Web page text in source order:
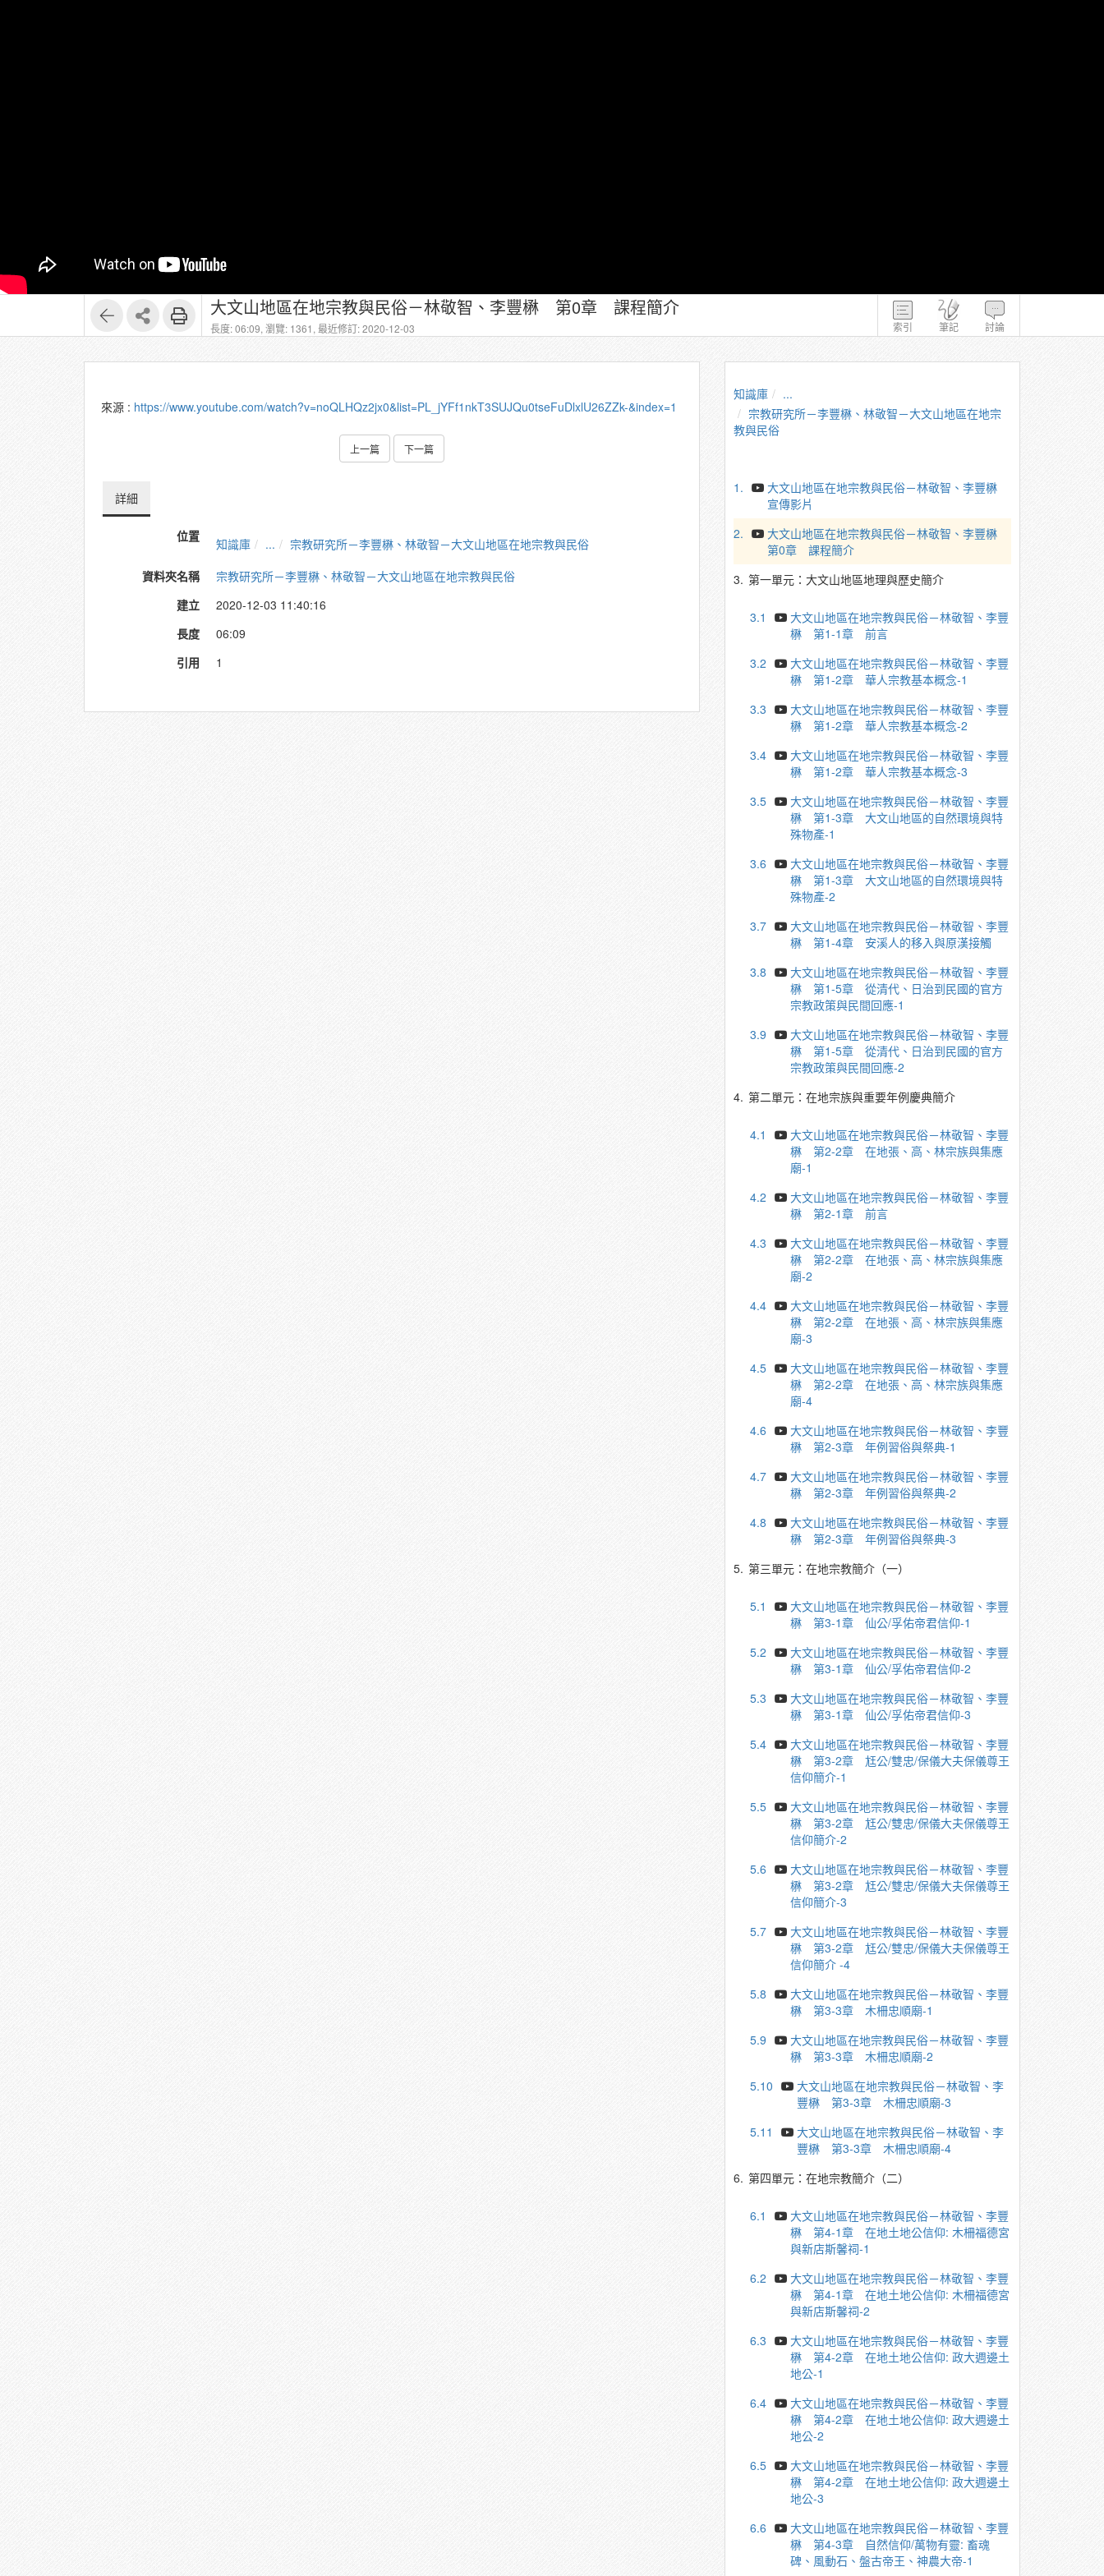
索引 筆記 討論
大文山地區在地宗教與民俗－林敬智、李豐楙 第0章 課程簡介
長度: 06:09, 瀏覽: 1361, 最近修訂: 2020-12-03
來源 : https://www.youtube.com/watch?v=noQLHQz2jx0&list=PL_jYFf1nkT3SUJQu0tseFuDlxlU26ZZk-&index=1
上一篇 下一篇
詳細
位置 知識庫 ...
宗教研究所－李豐楙、林敬智－大文山地區在地宗教與民俗
資料夾名稱
宗教研究所－李豐楙、林敬智－大文山地區在地宗教與民俗
建立
2020-12-03 11:40:16
長度
06:09
引用
1
知識庫
...
宗教研究所－李豐楙、林敬智－大文山地區在地宗
教與民俗
1.
大文山地區在地宗教與民俗－林敬智、李豐楙
宣傳影片
2.
大文山地區在地宗教與民俗－林敬智、李豐楙
第0章 課程簡介
3. 第一單元：大文山地區地理與歷史簡介
3.1
大文山地區在地宗教與民俗－林敬智、李豐
楙 第1-1章 前言
3.2
大文山地區在地宗教與民俗－林敬智、李豐
楙 第1-2章 華人宗教基本概念-1
3.3
大文山地區在地宗教與民俗－林敬智、李豐
楙 第1-2章 華人宗教基本概念-2
3.4
大文山地區在地宗教與民俗－林敬智、李豐
楙 第1-2章 華人宗教基本概念-3
3.5
大文山地區在地宗教與民俗－林敬智、李豐
楙 第1-3章 大文山地區的自然環境與特
殊物產-1
3.6
大文山地區在地宗教與民俗－林敬智、李豐
楙 第1-3章 大文山地區的自然環境與特
殊物產-2
3.7
大文山地區在地宗教與民俗－林敬智、李豐
楙 第1-4章 安溪人的移入與原漢接觸
3.8
大文山地區在地宗教與民俗－林敬智、李豐
楙 第1-5章 從清代、日治到民國的官方
宗教政策與民間回應-1
3.9
大文山地區在地宗教與民俗－林敬智、李豐
楙 第1-5章 從清代、日治到民國的官方
宗教政策與民間回應-2
4. 第二單元：在地宗族與重要年例慶典簡介
4.1
大文山地區在地宗教與民俗－林敬智、李豐
楙 第2-2章 在地張、高、林宗族與集應
廟-1
4.2
大文山地區在地宗教與民俗－林敬智、李豐
楙 第2-1章 前言
4.3
大文山地區在地宗教與民俗－林敬智、李豐
楙 第2-2章 在地張、高、林宗族與集應
廟-2
4.4
大文山地區在地宗教與民俗－林敬智、李豐
楙 第2-2章 在地張、高、林宗族與集應
廟-3
4.5
大文山地區在地宗教與民俗－林敬智、李豐
楙 第2-2章 在地張、高、林宗族與集應
廟-4
4.6
大文山地區在地宗教與民俗－林敬智、李豐
楙 第2-3章 年例習俗與祭典-1
4.7
大文山地區在地宗教與民俗－林敬智、李豐
楙 第2-3章 年例習俗與祭典-2
4.8
大文山地區在地宗教與民俗－林敬智、李豐
楙 第2-3章 年例習俗與祭典-3
5. 第三單元：在地宗教簡介（一）
5.1
大文山地區在地宗教與民俗－林敬智、李豐
楙 第3-1章 仙公/孚佑帝君信仰-1
5.2
大文山地區在地宗教與民俗－林敬智、李豐
楙 第3-1章 仙公/孚佑帝君信仰-2
5.3
大文山地區在地宗教與民俗－林敬智、李豐
楙 第3-1章 仙公/孚佑帝君信仰-3
5.4
大文山地區在地宗教與民俗－林敬智、李豐
楙 第3-2章 尪公/雙忠/保儀大夫保儀尊王
信仰簡介-1
5.5
大文山地區在地宗教與民俗－林敬智、李豐
楙 第3-2章 尪公/雙忠/保儀大夫保儀尊王
信仰簡介-2
5.6
大文山地區在地宗教與民俗－林敬智、李豐
楙 第3-2章 尪公/雙忠/保儀大夫保儀尊王
信仰簡介-3
5.7
大文山地區在地宗教與民俗－林敬智、李豐
楙 第3-2章 尪公/雙忠/保儀大夫保儀尊王
信仰簡介 -4
5.8
大文山地區在地宗教與民俗－林敬智、李豐
楙 第3-3章 木柵忠順廟-1
5.9
大文山地區在地宗教與民俗－林敬智、李豐
楙 第3-3章 木柵忠順廟-2
5.10
大文山地區在地宗教與民俗－林敬智、李
豐楙 第3-3章 木柵忠順廟-3
5.11
大文山地區在地宗教與民俗－林敬智、李
豐楙 第3-3章 木柵忠順廟-4
6. 第四單元：在地宗教簡介（二）
6.1
大文山地區在地宗教與民俗－林敬智、李豐
楙 第4-1章 在地土地公信仰: 木柵福德宮
與新店斯馨祠-1
6.2
大文山地區在地宗教與民俗－林敬智、李豐
楙 第4-1章 在地土地公信仰: 木柵福德宮
與新店斯馨祠-2
6.3
大文山地區在地宗教與民俗－林敬智、李豐
楙 第4-2章 在地土地公信仰: 政大週邊土
地公-1
6.4
大文山地區在地宗教與民俗－林敬智、李豐
楙 第4-2章 在地土地公信仰: 政大週邊土
地公-2
6.5
大文山地區在地宗教與民俗－林敬智、李豐
楙 第4-2章 在地土地公信仰: 政大週邊土
地公-3
6.6
大文山地區在地宗教與民俗－林敬智、李豐
楙 第4-3章 自然信仰/萬物有靈: 畜魂
碑、風動石、盤古帝王、神農大帝-1